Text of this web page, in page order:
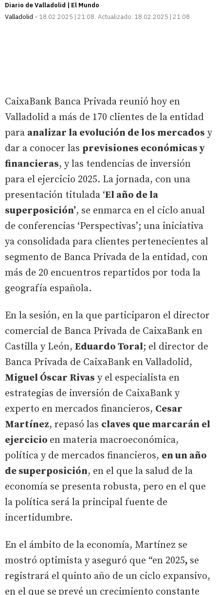
Diario de Valladolid | El Mundo
Valladolid
18.02.2025 | 21:08 Actualizado: 18.02.2025 | 21:08
CaixaBank Banca Privada reunió hoy en
Valladolid a más de 170 clientes de la entidad
para analizar la evolución de los mercados y
dar a conocer las previsiones económicas y
financieras, y las tendencias de inversión
para el ejercicio 2025. La jornada, con una
presentación titulada ‘El año de la
superposición’, se enmarca en el ciclo anual
de conferencias ‘Perspectivas’; una iniciativa
ya consolidada para clientes pertenecientes al
segmento de Banca Privada de la entidad, con
más de 20 encuentros repartidos por toda la
geografía española.
En la sesión, en la que participaron el director
comercial de Banca Privada de CaixaBank en
Castilla y León, Eduardo Toral; el director de
Banca Privada de CaixaBank en Valladolid,
Miguel Óscar Rivas y el especialista en
estrategias de inversión de CaixaBank y
experto en mercados financieros, Cesar
Martínez, repasó las claves que marcarán el
ejercicio en materia macroeconómica,
política y de mercados financieros, en un año
de superposición, en el que la salud de la
economía se presenta robusta, pero en el que
la política será la principal fuente de
incertidumbre.
En el ámbito de la economía, Martínez se
mostró optimista y aseguró que “en 2025, se
registrará el quinto año de un ciclo expansivo,
en el que se prevé un crecimiento constante